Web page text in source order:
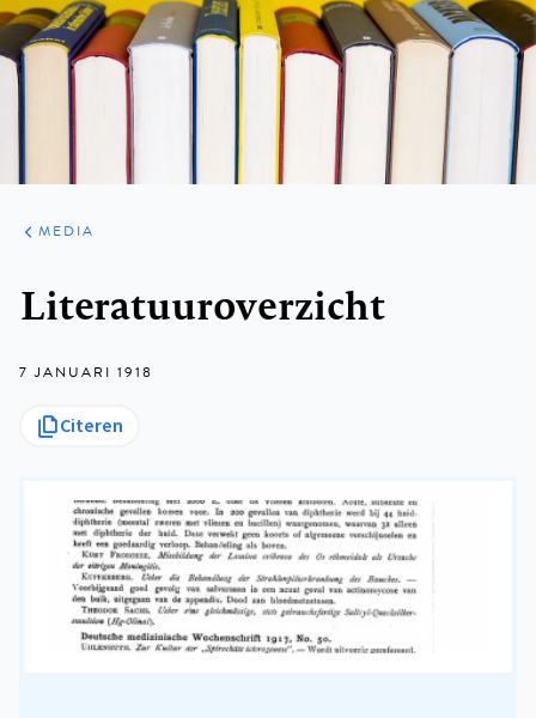
ARTIKELEN
VARIA
MEDIA
Literatuuroverzicht
7 JANUARI 1918
Citeren